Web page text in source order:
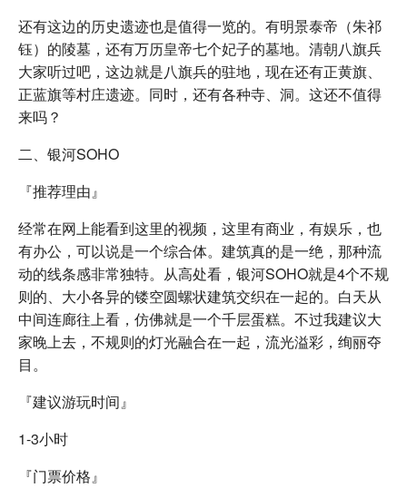
还有这边的历史遗迹也是值得一览的。有明景泰帝（朱祁
钰）的陵墓，还有万历皇帝七个妃子的墓地。清朝八旗兵
大家听过吧，这边就是八旗兵的驻地，现在还有正黄旗、
正蓝旗等村庄遗迹。同时，还有各种寺、洞。这还不值得
来吗？
二、银河SOHO
『推荐理由』
经常在网上能看到这里的视频，这里有商业，有娱乐，也
有办公，可以说是一个综合体。建筑真的是一绝，那种流
动的线条感非常独特。从高处看，银河SOHO就是4个不规
则的、大小各异的镂空圆螺状建筑交织在一起的。白天从
中间连廊往上看，仿佛就是一个千层蛋糕。不过我建议大
家晚上去，不规则的灯光融合在一起，流光溢彩，绚丽夺
目。
『建议游玩时间』
1-3小时
『门票价格』